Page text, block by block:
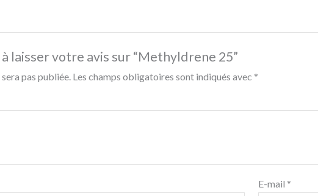
laisser votre avis sur “Methyldrene 25”
pas publiée. Les champs obligatoires sont indiqués avec *
E-mail *